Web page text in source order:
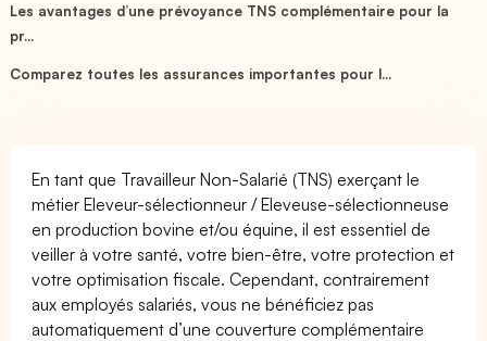
Les avantages d’une prévoyance TNS complémentaire pour la
pr...
Comparez toutes les assurances importantes pour l...
En tant que Travailleur Non-Salarié (TNS) exerçant le
métier Eleveur-sélectionneur / Eleveuse-sélectionneuse
en production bovine et/ou équine, il est essentiel de
veiller à votre santé, votre bien-être, votre protection et
votre optimisation fiscale. Cependant, contrairement
aux employés salariés, vous ne bénéficiez pas
automatiquement d’une couverture complémentaire